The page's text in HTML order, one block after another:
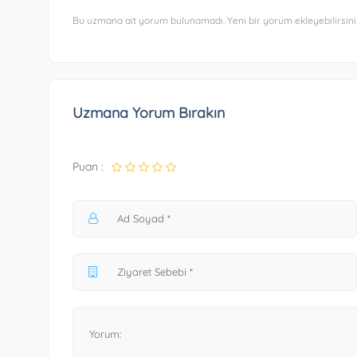
Bu uzmana ait yorum bulunamadı. Yeni bir yorum
Uzmana Yorum Bırakın
Puan :